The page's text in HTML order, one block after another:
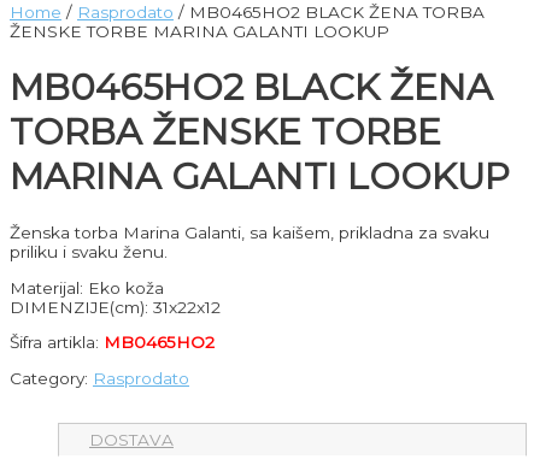
Home / Rasprodato / MB0465HO2 BLACK ŽENA TORBA
ŽENSKE TORBE MARINA GALANTI LOOKUP
MB0465HO2 BLACK ŽENA
TORBA ŽENSKE TORBE
MARINA GALANTI LOOKUP
Ženska torba Marina Galanti, sa kaišem, prikladna za svaku
priliku i svaku ženu.
Materijal: Eko koža
DIMENZIJE(cm): 31x22x12
Šifra artikla: MB0465HO2
Category: Rasprodato
DOSTAVA